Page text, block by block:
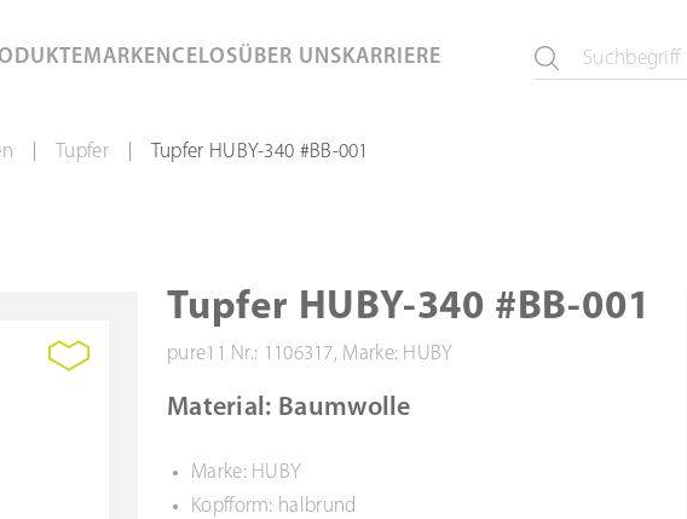
MARKENCELOSÜBER UNS KARRIERE
Tupfer Tupfer HUBY-340 #BB-001
Tupfer HUBY-340 #BB-001
pure11 Nr.: 1106317, Marke: HUBY
Material: Baumwolle
Marke: HUBY
Kopfform: halbrund